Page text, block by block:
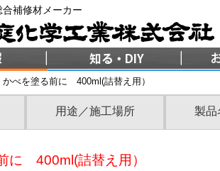
補修材メーカー
かべを塗る前に 400ml(詰替え用）
用途／施工場所 製品
に 400ml(詰替え用）